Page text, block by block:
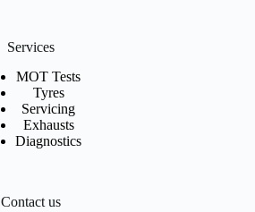
Services
MOT Tests
Tyres
Servicing
Exhausts
Diagnostics
Contact us